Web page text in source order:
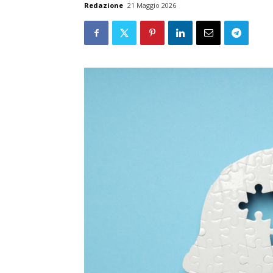
Redazione 21 Maggio 2026